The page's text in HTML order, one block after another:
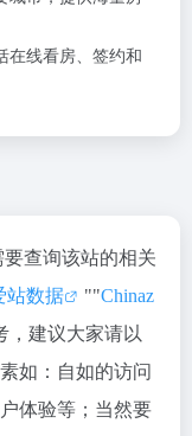
在线看房、签约和
查询该站的相关
站数据 ""Chinaz
，建议大家请以
如：自如的访问
体验等；当然要